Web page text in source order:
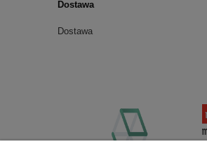
Dostawa
Dostawa